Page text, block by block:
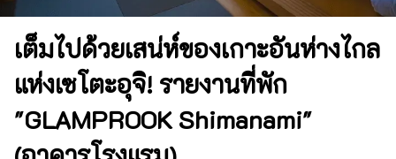
เต็มไปด้วยเสน่ห์ของเกาะอันห่างไกล
แห่งเซโตะอุจิ! รายงานที่พัก
"GLAMPROOK Shimanami"